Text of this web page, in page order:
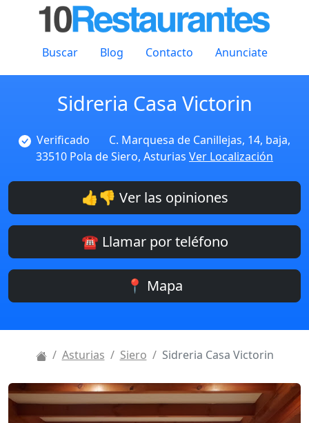
Buscar Blog Contacto Anunciate
Sidreria Casa Victorin
Verificado
C. Marquesa de Canillejas, 14, baja,
33510 Pola de Siero, Asturias Ver Localización
👍👎 Ver las opiniones
☎️ Llamar por teléfono
📍 Mapa
Asturias Siero Sidreria Casa Victorin